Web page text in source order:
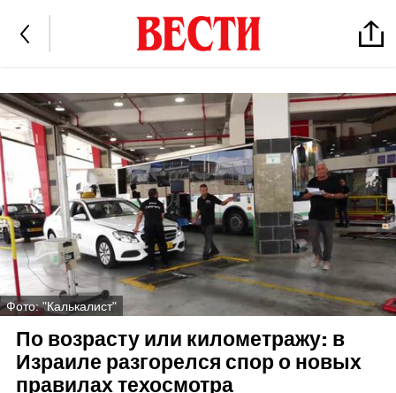
Фото: "Калькалист"
По возрасту или километражу: в
Израиле разгорелся спор о новых
правилах техосмотра